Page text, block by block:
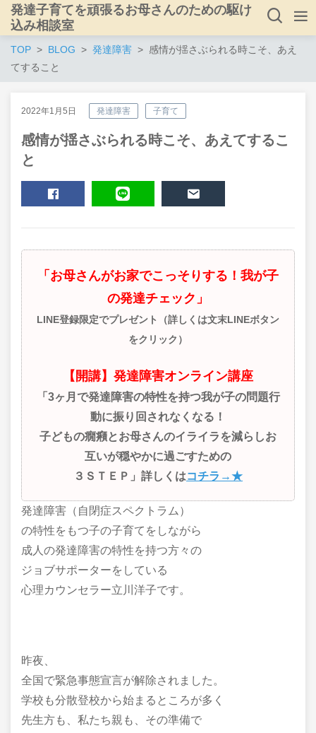
発達子育てを頑張るお母さんのための駆け
込み相談室
TOP BLOG 発達障害
感情が揺さぶられる時こそ、あえ
てすること
2022年1月5日 発達障害 子育て
感情が揺さぶられる時こそ、あえてするこ
と
「お母さんがお家でこっそりする！我が子
の発達チェック」
LINE登録限定でプレゼント（詳しくは文末LINEボタン
をクリック）
【開講】発達障害オンライン講座
「3ヶ月で発達障害の特性を持つ我が子の問題行
動に振り回されなくなる！
子どもの癇癪とお母さんのイライラを減らしお
互いが穏やかに過ごすための
３ＳＴＥＰ」詳しくはコチラ→★
発達障害（自閉症スペクトラム）
の特性をもつ子の子育てをしながら
成人の発達障害の特性を持つ方々の
ジョブサポーターをしている
心理カウンセラー立川洋子です。
昨夜、
全国で緊急事態宣言が解除されました。
学校も分散登校から始まるところが多く
先生方も、私たち親も、その準備で